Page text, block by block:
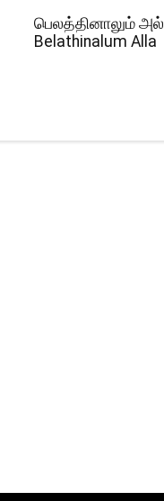
பெலத்தினாலும்
Belathinalum Alla